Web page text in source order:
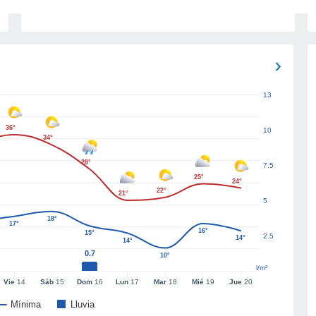
Mínima Lluvia
Vie14 Sáb15 Dom16 Lun 17 Mar18 Mié19 Jue20
2.5
5
7.5
10
13
l/m²
0.7
36°
34°
28°
21° 22°
25°
24°
17°
18°
15°
14°
10°
16°
14°